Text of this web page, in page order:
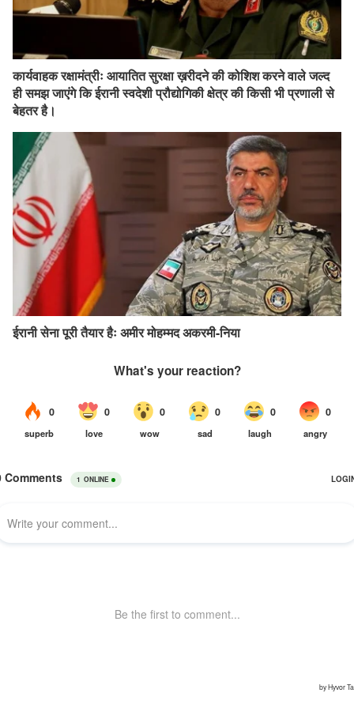
कार्यवाहक रक्षामंत्रीः आयातित सुरक्षा ख़रीदने की कोशिश करने वाले जल्द
ही समझ जाएंगे कि ईरानी स्वदेशी प्रौद्योगिकी क्षेत्र की किसी भी प्रणाली से
बेहतर है।
ईरानी सेना पूरी तैयार हैः अमीर मोहम्मद अकरमी-निया